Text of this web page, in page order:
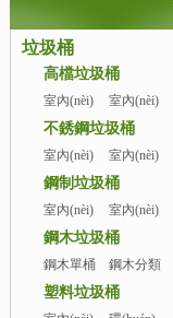
垃圾桶
高檔垃圾桶
室內(nèi)
單桶
室內(nèi)
分類
不銹鋼垃圾桶
室內(nèi)
單桶
室內(nèi)
分類桶
鋼制垃圾桶
室內(nèi)
單桶
室內(nèi)
分類桶
鋼木垃圾桶
鋼木單桶
鋼木分類
桶
塑料垃圾桶